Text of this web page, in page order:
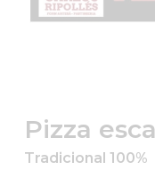
Pizza
Tradicional 100%